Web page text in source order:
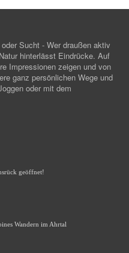
Sucht - Wer draußen aktiv
hinterlässt Eindrücke. Auf
Impressionen zeigen und von
ganz persönlichen Wege und
oder mit dem
geöffnet!
Wandern im Ahrtal